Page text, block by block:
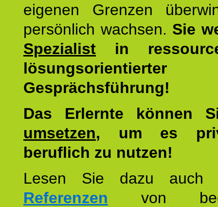
eigenen Grenzen
persönlich wachsen. Sie
Spezialist in
lösungsorientierter
Gesprächsführung!
Das Erlernte können
umsetzen, um es
beruflich zu nutzen!
Lesen Sie dazu
Referenzen von